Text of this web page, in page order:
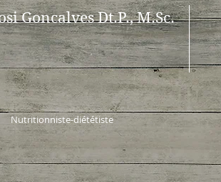
GoncalvesDt.P.,M.Sc.
Nutritionniste-diététiste